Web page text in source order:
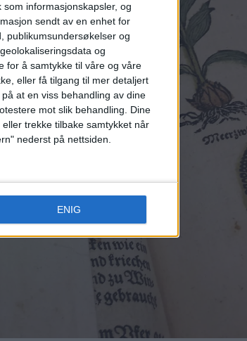
informasjonskapsler, og
sendt av en enhet for
publikumsundersøkelser og
og
for å samtykke til våre og våre
eller få tilgang til mer detaljert
at en viss behandling av dine
mot slik behandling. Dine
trekke tilbake samtykket når
nederst på nettsiden.
ENIG